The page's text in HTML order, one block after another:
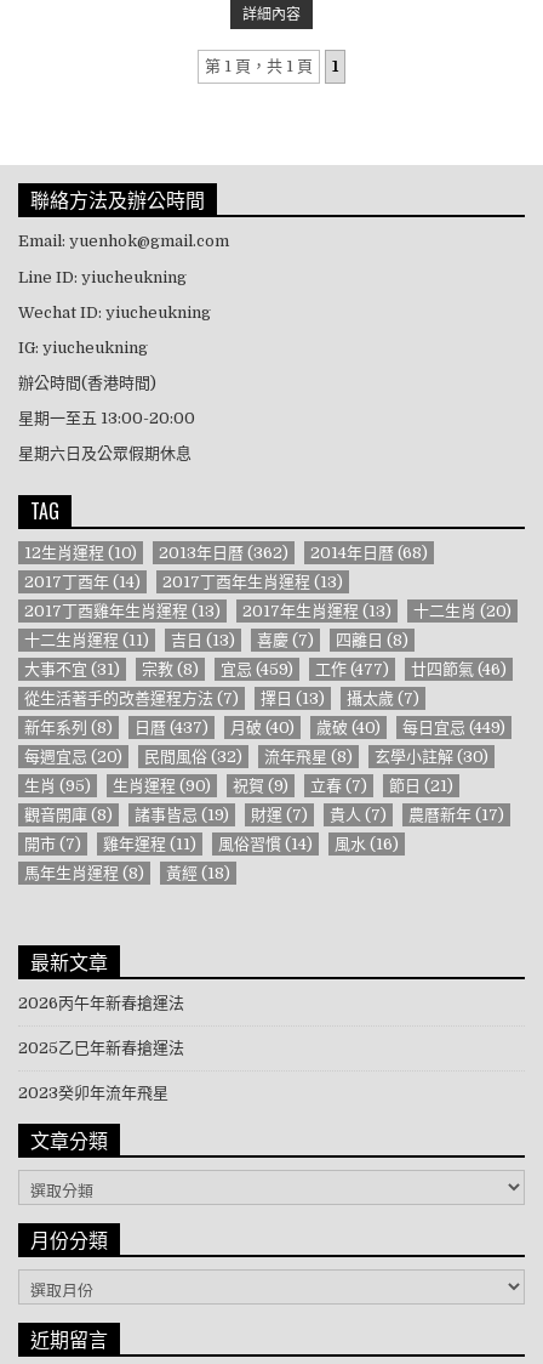
詳細內容2019年新春初一搶運法
第 1 頁，共 1 頁 1
聯絡方法及辦公時間
Email: yuenhok@gmail.com
Line ID: yiucheukning
Wechat ID: yiucheukning
IG: yiucheukning
辦公時間(香港時間)
星期一至五 13:00-20:00
星期六日及公眾假期休息
TAG
12生肖運程 (10) 2013年日曆 (362) 2014年日曆 (68)
2017丁酉年 (14) 2017丁酉年生肖運程 (13)
2017丁酉雞年生肖運程 (13) 2017年生肖運程 (13) 十二生肖 (20)
十二生肖運程 (11) 吉日 (13) 喜慶 (7) 四離日 (8)
大事不宜 (31) 宗教 (8) 宜忌 (459) 工作 (477) 廿四節氣 (46)
從生活著手的改善運程方法 (7) 擇日 (13) 攝太歲 (7)
新年系列 (8) 日曆 (437) 月破 (40) 歲破 (40) 每日宜忌 (449)
每週宜忌 (20) 民間風俗 (32) 流年飛星 (8) 玄學小註解 (30)
生肖 (95) 生肖運程 (90) 祝賀 (9) 立春 (7) 節日 (21)
觀音開庫 (8) 諸事皆忌 (19) 財運 (7) 貴人 (7) 農曆新年 (17)
開市 (7) 雞年運程 (11) 風俗習慣 (14) 風水 (16)
馬年生肖運程 (8) 黃經 (18)
最新文章
2026丙午年新春搶運法
2025乙巳年新春搶運法
2023癸卯年流年飛星
文章分類
文章分類
月份分類
月份分類
近期留言